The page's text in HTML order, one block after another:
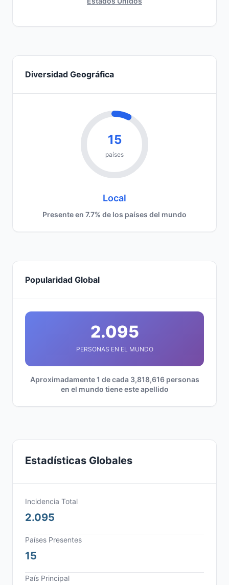
Diversidad Geográfica
15
países
Local
Presente en 7.7% de los países del mundo
Popularidad Global
2.095
PERSONAS EN EL MUNDO
Aproximadamente 1 de cada 3,818,616 personas
en el mundo tiene este apellido
Estadísticas Globales
Incidencia Total
2.095
Países Presentes
15
País Principal